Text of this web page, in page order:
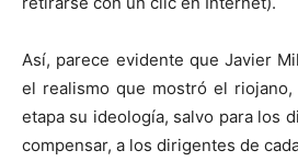
Así, parece evidente que Javier
el realismo que mostró el
etapa su ideología, salvo para los
compensar, a los dirigentes de